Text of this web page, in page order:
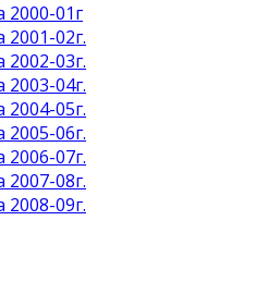
2000-01г
2001-02г.
2002-03г.
2003-04г.
2004-05г.
2005-06г.
2006-07г.
2007-08г.
2008-09г.